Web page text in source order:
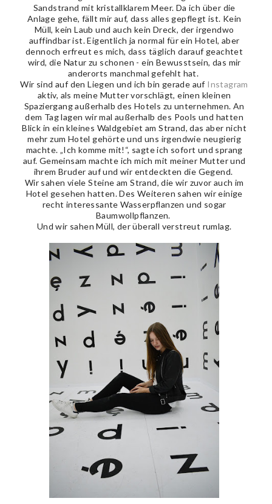
Sandstrand mit kristallklarem Meer. Da ich über die
Anlage gehe, fällt mir auf, dass alles gepflegt ist. Kein
Müll, kein Laub und auch kein Dreck, der irgendwo
auffindbar ist. Eigentlich ja normal für ein Hotel, aber
dennoch erfreut es mich, dass täglich darauf geachtet
wird, die Natur zu schonen - ein Bewusstsein, das mir
anderorts manchmal gefehlt hat.
Wir sind auf den Liegen und ich bin gerade auf Instagram
aktiv, als meine Mutter vorschlägt, einen kleinen
Spaziergang außerhalb des Hotels zu unternehmen. An
dem Tag lagen wir mal außerhalb des Pools und hatten
Blick in ein kleines Waldgebiet am Strand, das aber nicht
mehr zum Hotel gehörte und uns irgendwie neugierig
machte. „Ich komme mit!“, sagte ich sofort und sprang
auf. Gemeinsam machte ich mich mit meiner Mutter und
ihrem Bruder auf und wir entdeckten die Gegend.
Wir sahen viele Steine am Strand, die wir zuvor auch im
Hotel gesehen hatten. Des Weiteren sahen wir einige
recht interessante Wasserpflanzen und sogar
Baumwollpflanzen.
Und wir sahen Müll, der überall verstreut rumlag.